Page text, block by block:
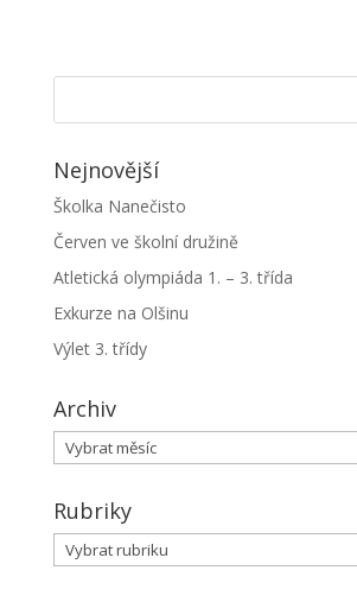
Nejnovější
Školka Nanečisto
Červen ve školní družině
Atletická olympiáda 1. – 3. třída
Exkurze na Olšinu
Výlet 3. třídy
Archiv
Archiv
Rubriky
Rubriky